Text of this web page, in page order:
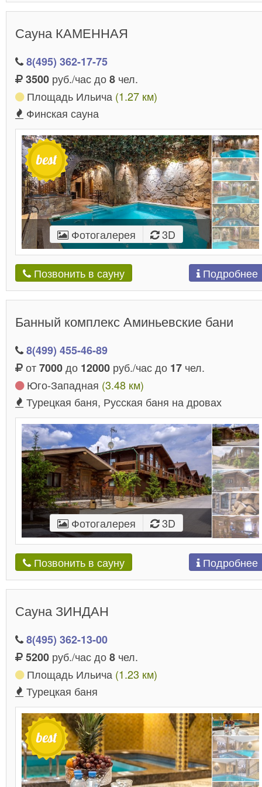
Сауна КАМЕННАЯ
8(495) 362-17-75
3500 руб./час до8 чел.
Площадь Ильича (1.27 км)
Финская сауна
Фотогалерея 3D
Позвонить в сауну Подробнее
Банный комплекс Аминьевские бани
8(499) 455-46-89
от7000до 12000 руб./час до 17 чел.
Юго-Западная (3.48 км)
Турецкая баня, Русская баня на дровах
Фотогалерея 3D
Позвонить в сауну Подробнее
Сауна ЗИНДАН
8(495) 362-13-00
5200 руб./час до8 чел.
Площадь Ильича (1.23 км)
Турецкая баня